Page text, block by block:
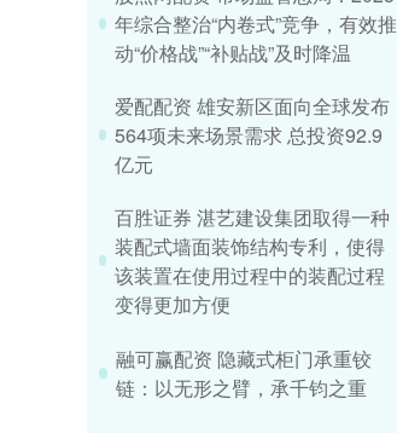
年综合整治“内卷式”竞争，有效推
动“价格战”“补贴战”及时降温
爱配配资 雄安新区面向全球发布
564项未来场景需求 总投资92.9
亿元
百胜证券 湛艺建设集团取得一种
装配式墙面装饰结构专利，使得
该装置在使用过程中的装配过程
变得更加方便
融可赢配资 隐藏式柜门承重铰
链：以无形之臂，承千钧之重